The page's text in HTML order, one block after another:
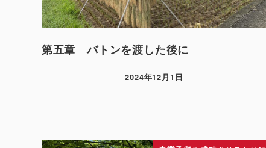
第五章 バトンを渡した後に
2024年12月1日